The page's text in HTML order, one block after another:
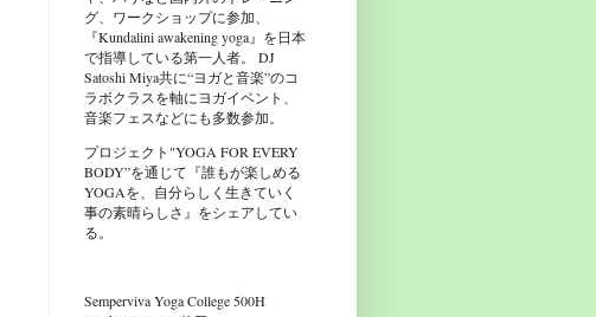
グ、ワークショップに参加、
『Kundalini awakening yoga』を日本
で指導している第一人者。 DJ
Satoshi Miya共に“ヨガと音楽”のコ
ラボクラスを軸にヨガイベント、
音楽フェスなどにも多数参加。
プロジェクト"YOGA FOR EVERY
BODY”を通じて『誰もが楽しめる
YOGAを、自分らしく生きていく
事の素晴らしさ』をシェアしてい
る。
Semperviva Yoga College 500H